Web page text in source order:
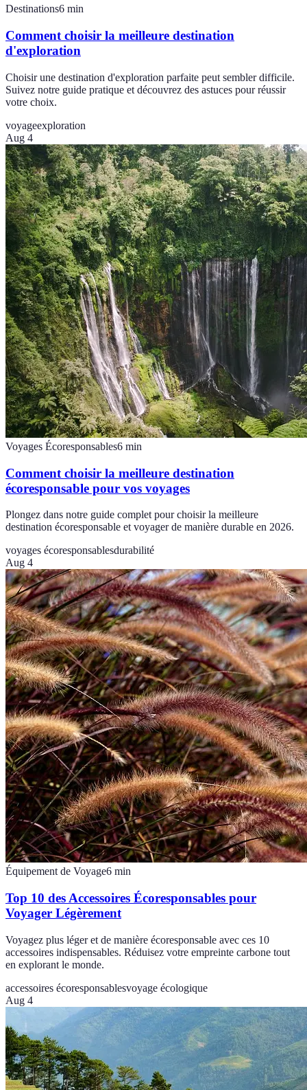
Destinations6 min
Comment choisir la meilleure destination
d'exploration
Choisir une destination d'exploration parfaite peut sembler difficile.
Suivez notre guide pratique et découvrez des astuces pour réussir
votre choix.
voyageexploration
Aug 4
Voyages Écoresponsables6 min
Comment choisir la meilleure destination
écoresponsable pour vos voyages
Plongez dans notre guide complet pour choisir la meilleure
destination écoresponsable et voyager de manière durable en 2026.
voyages écoresponsablesdurabilité
Aug 4
Équipement de Voyage6 min
Top 10 des Accessoires Écoresponsables pour
Voyager Légèrement
Voyagez plus léger et de manière écoresponsable avec ces 10
accessoires indispensables. Réduisez votre empreinte carbone tout
en explorant le monde.
accessoires écoresponsablesvoyage écologique
Aug 4